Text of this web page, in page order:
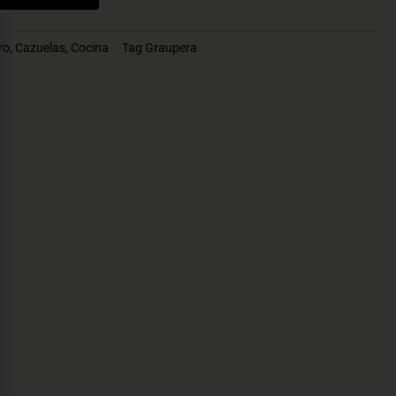
, Cazuelas, Cocina Tag Graupera